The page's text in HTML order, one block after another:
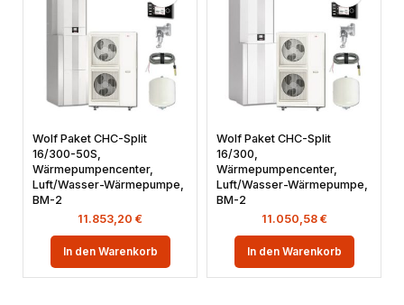
Wolf Paket CHC-Split
16/300-50S,
Wärmepumpencenter,
Luft/Wasser-Wärmepumpe,
BM-2
11.853,20 €
In den Warenkorb
Wolf Paket CHC-Split
16/300,
Wärmepumpencenter,
Luft/Wasser-Wärmepumpe,
BM-2
11.050,58 €
In den Warenkorb